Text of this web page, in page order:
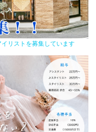
リストを募集しています